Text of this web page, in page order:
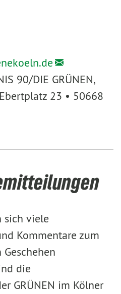
90/DIE GRÜNEN,
23 • 50668
sich viele
Kommentare zum
die
GRÜNEN im Kölner